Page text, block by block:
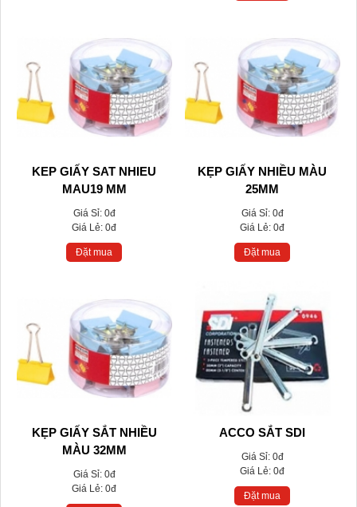
KEP GIẤY SAT NHIEU
MAU19 MM
Giá Sỉ: 0đ
Giá Lẻ:0đ
Đặt mua
KẸP GIẤY NHIỀU MÀU
25MM
Giá Sỉ: 0đ
Giá Lẻ:0đ
Đặt mua
KẸP GIẤY SẮT NHIỀU
MÀU 32MM
Giá Sỉ: 0đ
Giá Lẻ:0đ
ACCO SẮT SDI
Giá Sỉ: 0đ
Giá Lẻ:0đ
Đặt mua